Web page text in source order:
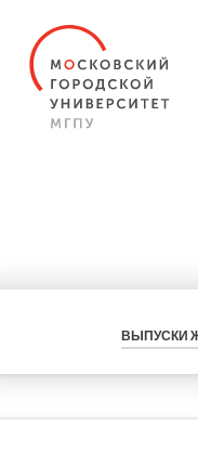
ВЫПУСКИ